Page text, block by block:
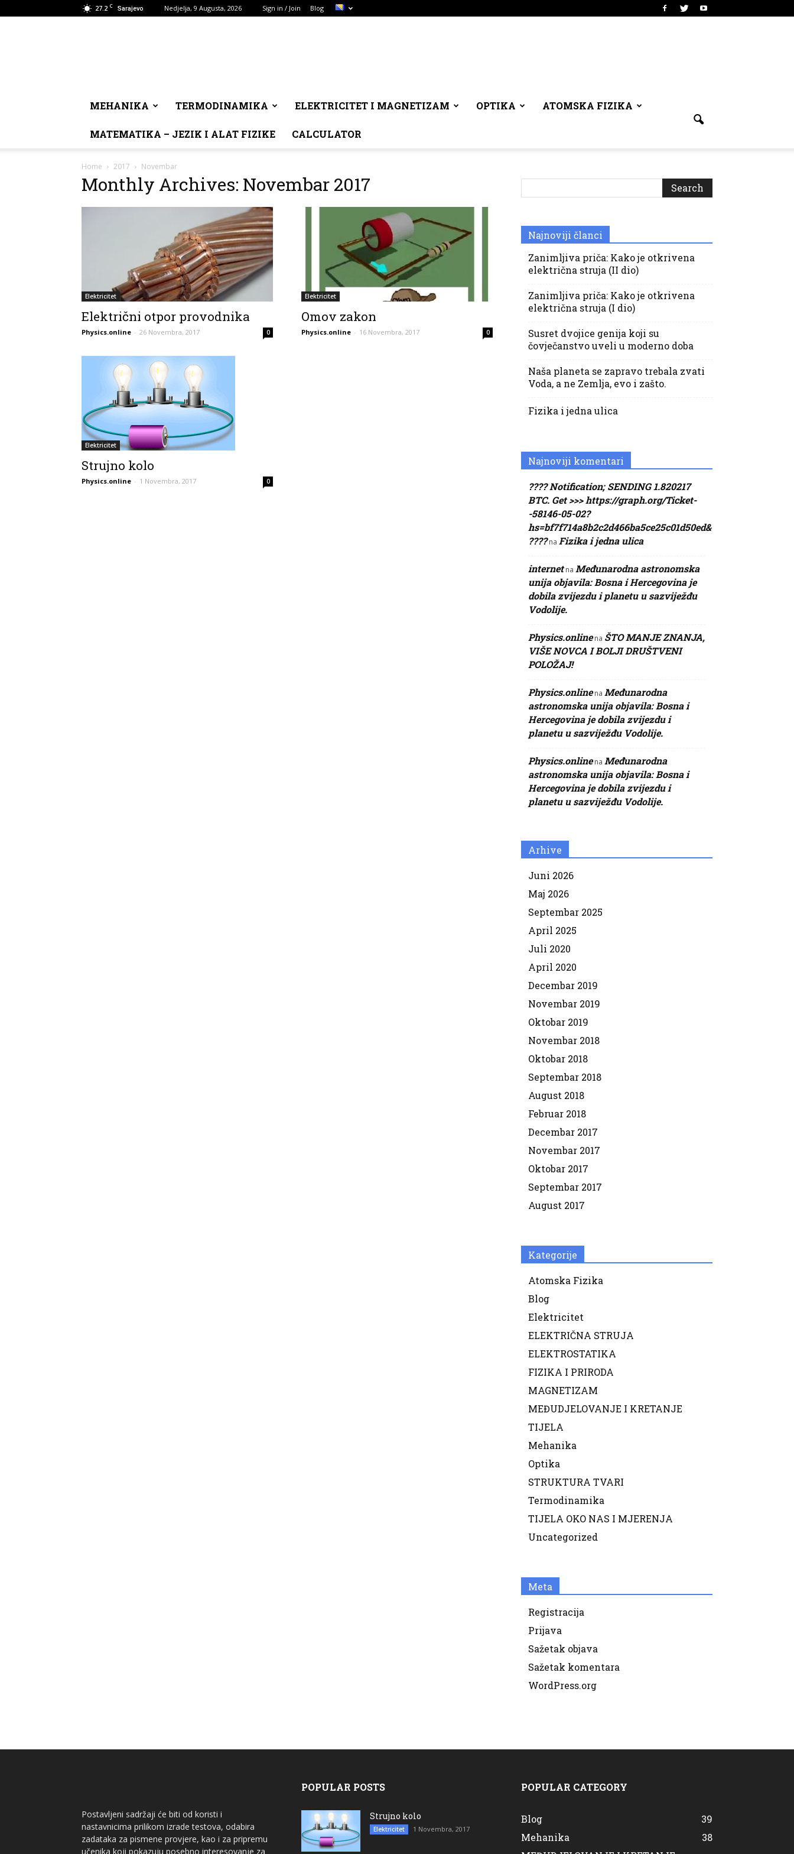
27.2 C Sarajevo Nedjelja, 9 Augusta, 2026 Sign in / Join Blog
MEHANIKA TERMODINAMIKA ELEKTRICITET I MAGNETIZAM OPTIKA ATOMSKA FIZIKA
MATEMATIKA – JEZIK I ALAT FIZIKE CALCULATOR
Home 2017 Novembar
Monthly Archives: Novembar 2017
Elektricitet
Električni otpor provodnika
Physics.online - 26 Novembra, 2017 0
Elektricitet
Omov zakon
Physics.online - 16 Novembra, 2017 0
Elektricitet
Strujno kolo
Physics.online - 1 Novembra, 2017 0
Najnoviji članci
Zanimljiva priča: Kako je otkrivena
električna struja (II dio)
Zanimljiva priča: Kako je otkrivena
električna struja (I dio)
Susret dvojice genija koji su
čovječanstvo uveli u moderno doba
Naša planeta se zapravo trebala zvati
Voda, a ne Zemlja, evo i zašto.
Fizika i jedna ulica
Najnoviji komentari
???? Notification; SENDING 1.820217
BTC. Get >>> https://graph.org/Ticket-
-58146-05-02?
hs=bf7f714a8b2c2d466ba5ce25c01d50ed&
????na Fizika i jedna ulica
internetna Međunarodna astronomska
unija objavila: Bosna i Hercegovina je
dobila zvijezdu i planetu u sazviježđu
Vodolije.
Physics.onlinena ŠTO MANJE ZNANJA,
VIŠE NOVCA I BOLJI DRUŠTVENI
POLOŽAJ!
Physics.onlinena Međunarodna
astronomska unija objavila: Bosna i
Hercegovina je dobila zvijezdu i
planetu u sazviježđu Vodolije.
Physics.onlinena Međunarodna
astronomska unija objavila: Bosna i
Hercegovina je dobila zvijezdu i
planetu u sazviježđu Vodolije.
Arhive
Juni 2026
Maj 2026
Septembar 2025
April 2025
Juli 2020
April 2020
Decembar 2019
Novembar 2019
Oktobar 2019
Novembar 2018
Oktobar 2018
Septembar 2018
August 2018
Februar 2018
Decembar 2017
Novembar 2017
Oktobar 2017
Septembar 2017
August 2017
Kategorije
Atomska Fizika
Blog
Elektricitet
ELEKTRIČNA STRUJA
ELEKTROSTATIKA
FIZIKA I PRIRODA
MAGNETIZAM
MEĐUDJELOVANJE I KRETANJE
TIJELA
Mehanika
Optika
STRUKTURA TVARI
Termodinamika
TIJELA OKO NAS I MJERENJA
Uncategorized
Meta
Registracija
Prijava
Sažetak objava
Sažetak komentara
WordPress.org
Postavljeni sadržaji će biti od koristi i
nastavnicima prilikom izrade testova, odabira
zadataka za pismene provjere, kao i za pripremu
učenika koji pokazuju posebno interesovanje za
POPULAR POSTS
Strujno kolo
Elektricitet 1 Novembra, 2017
POPULAR CATEGORY
Blog
39
Mehanika
38